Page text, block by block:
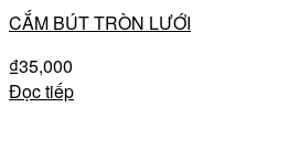
CẮM BÚT TRÒN LƯỚI
₫35,000
Đọc tiếp